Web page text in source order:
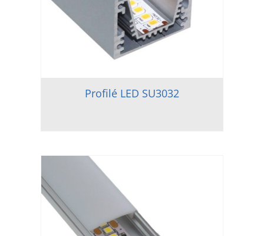
Profilé LED SU3032